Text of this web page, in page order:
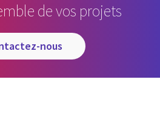
de vos projets
nous